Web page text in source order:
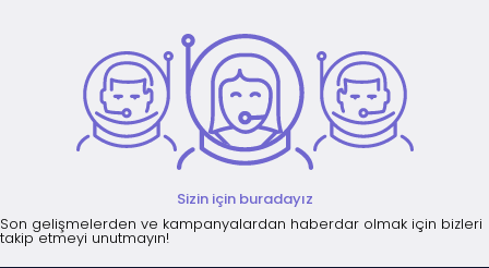
Sizin için buradayız
Son gelişmelerden ve kampanyalardan haberdar olmak için bizleri
takip etmeyi unutmayın!